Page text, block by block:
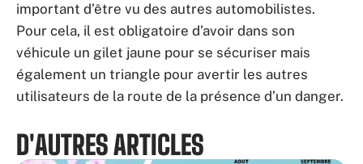
important d’être vu des autres automobilistes.
Pour cela, il est obligatoire d’avoir dans son
véhicule un gilet jaune pour se sécuriser mais
également un triangle pour avertir les autres
utilisateurs de la route de la présence d’un danger.
D'AUTRES ARTICLES